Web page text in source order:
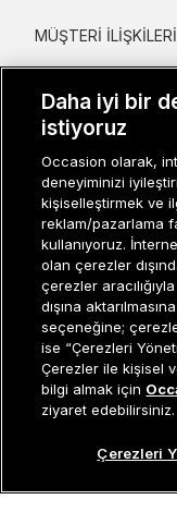
Müşteri İlişkileri0
MÜŞTERI İLIŞKILERI
KADIN KATEGORILER
GRUP MARKALAR
ERKEK
Occasion bir
Daha iyi bir
istiyoruz
Occasion olarak,
deneyiminizi
kişiselleştirmek ve
reklam/pazarlama
kullanıyoruz.
olan çerezler
çerezler
dışına
seçeneğine;
ise “Çerezleri
Çerezler ile kişisel
bilgi almak için
ziyaret edebilirsiniz.
Çerezleri